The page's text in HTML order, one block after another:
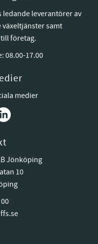
ledande leverantörer av
samt
företag.
08.00-17.00
medier
Jönköping
10